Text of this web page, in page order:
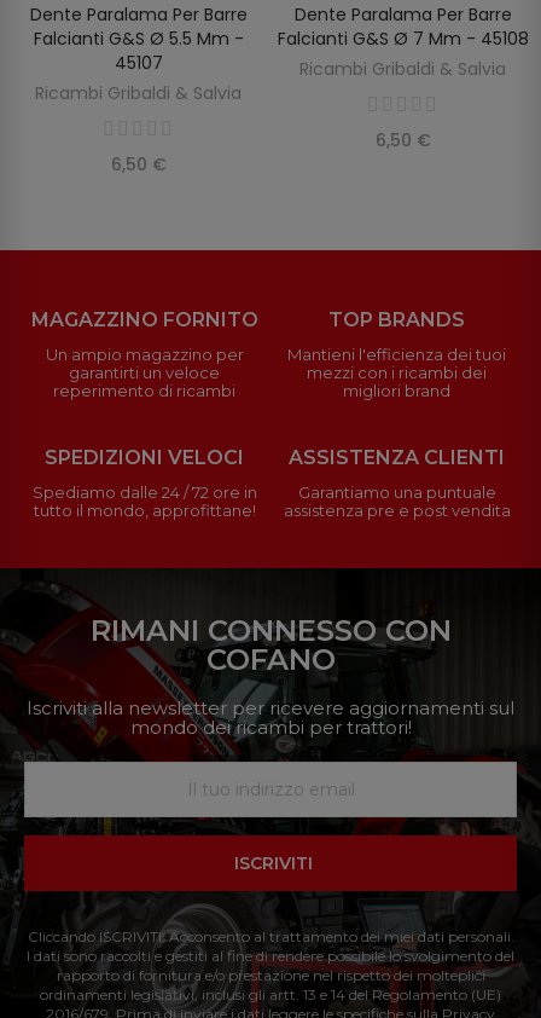
AGGIUNGI AL CARRELLO
Dente Paralama Per Barre
Falcianti G&S Ø 5.5 Mm -
45107
Ricambi Gribaldi & Salvia
6,50 €
AGGIUNGI AL CARRELLO
Dente Paralama Per Barre
Falcianti G&S Ø 7 Mm - 45108
Ricambi Gribaldi & Salvia
6,50 €
MAGAZZINO FORNITO
Un ampio magazzino per
garantirti un veloce
reperimento di ricambi
TOP BRANDS
Mantieni l'efficienza dei tuoi
mezzi con i ricambi dei
migliori brand
SPEDIZIONI VELOCI
Spediamo dalle 24 / 72 ore in
tutto il mondo, approfittane!
ASSISTENZA CLIENTI
Garantiamo una puntuale
assistenza pre e post vendita
RIMANI CONNESSO CON
COFANO
Iscriviti alla newsletter per ricevere aggiornamenti sul
mondo dei ricambi per trattori!
ISCRIVITI
Cliccando ISCRIVITI: Acconsento al trattamento dei miei dati personali.
I dati sono raccolti e gestiti al fine di rendere possibile lo svolgimento del
rapporto di fornitura e/o prestazione nel rispetto dei molteplici
ordinamenti legislativi, inclusi gli artt. 13 e 14 del Regolamento (UE)
2016/679. Prima di inviare i dati leggere le specifiche sulla Privacy